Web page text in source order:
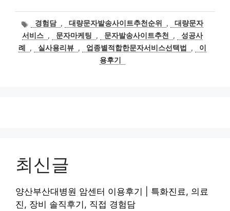
태
그
경험담 , 대량문자발송사이트추천순위 ,
대량문자
서비스 , 문자마케팅 , 문자발송사이트추천 ,
성공사
례
, 실사용리뷰 , 업종별적합한문자서비스선택법 ,
이
용후기
최신글
양산부산대병원 암센터 이용후기 | 특화진료, 의료
진, 장비 솔직후기, 직접 경험담